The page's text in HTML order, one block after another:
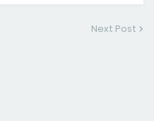
Next Post